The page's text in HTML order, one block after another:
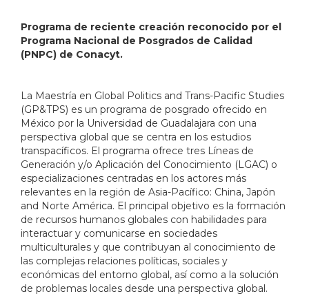
Programa de reciente creación reconocido por el
Programa Nacional de Posgrados de Calidad
(PNPC) de Conacyt.
La Maestría en Global Politics and Trans-Pacific Studies
(GP&TPS) es un programa de posgrado ofrecido en
México por la Universidad de Guadalajara con una
perspectiva global que se centra en los estudios
transpacíficos. El programa ofrece tres Líneas de
Generación y/o Aplicación del Conocimiento (LGAC) o
especializaciones centradas en los actores más
relevantes en la región de Asia-Pacífico: China, Japón
and Norte América. El principal objetivo es la formación
de recursos humanos globales con habilidades para
interactuar y comunicarse en sociedades
multiculturales y que contribuyan al conocimiento de
las complejas relaciones políticas, sociales y
económicas del entorno global, así como a la solución
de problemas locales desde una perspectiva global.